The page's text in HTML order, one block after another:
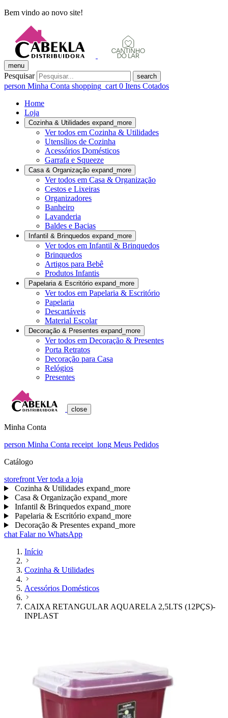
Bem vindo ao novo site!
menu
Pesquisar search
person Minha Conta shopping_cart 0 Itens Cotados
Home
Loja
Cozinha & Utilidades expand_more
Ver todos em Cozinha & Utilidades
Utensílios de Cozinha
Acessórios Domésticos
Garrafa e Squeeze
Casa & Organização expand_more
Ver todos em Casa & Organização
Cestos e Lixeiras
Organizadores
Banheiro
Lavanderia
Baldes e Bacias
Infantil & Brinquedos expand_more
Ver todos em Infantil & Brinquedos
Brinquedos
Artigos para Bebê
Produtos Infantis
Papelaria & Escritório expand_more
Ver todos em Papelaria & Escritório
Papelaria
Descartáveis
Material Escolar
Decoração & Presentes expand_more
Ver todos em Decoração & Presentes
Porta Retratos
Decoração para Casa
Relógios
Presentes
close
Minha Conta
person Minha Conta receipt_long Meus Pedidos
Catálogo
storefront Ver toda a loja
Cozinha & Utilidades expand_more
Casa & Organização expand_more
Infantil & Brinquedos expand_more
Papelaria & Escritório expand_more
Decoração & Presentes expand_more
chat Falar no WhatsApp
Início
Cozinha & Utilidades
Acessórios Domésticos
CAIXA RETANGULAR AQUARELA 2,5LTS (12PÇS)-
INPLAST